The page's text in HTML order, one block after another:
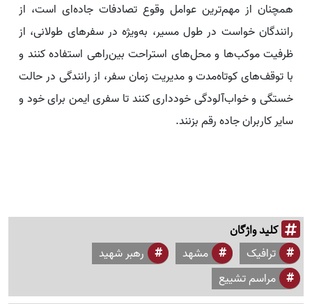
همچنان از مهم‌ترین عوامل وقوع تصادفات جاده‌ای است، از
رانندگان خواست در طول مسیر، به‌ویژه در سفرهای طولانی، از
ظرفیت موکب‌ها و محل‌های استراحت بین‌راهی استفاده کنند و
با توقف‌های کوتاه‌مدت و مدیریت زمان سفر، از رانندگی در حالت
خستگی و خواب‌آلودگی خودداری کنند تا سفری ایمن برای خود و
سایر کاربران جاده رقم بزنند.
کلید واژگان
ترافیک مشهد
رهبر شهید
مراسم تشییع